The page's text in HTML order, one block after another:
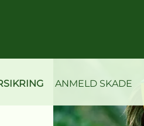
ANMELD SKADE